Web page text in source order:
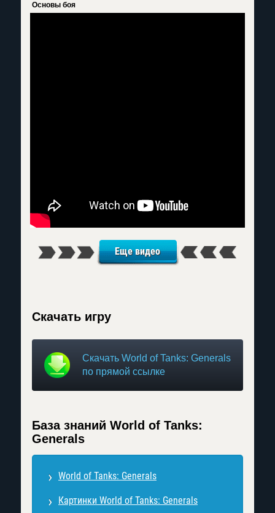
Основы боя
Еще видео
Скачать игру
Скачать World of Tanks: Generals
по прямой ссылке
База знаний World of Tanks:
Generals
World of Tanks: Generals
Картинки World of Tanks: Generals